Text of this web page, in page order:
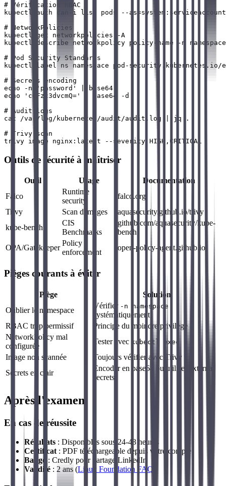
# Vérification RBAC
kubectl auth can-i list pods --
# NetworkPolicies
kubectl get networkpolicies -A
kubectl describe networkpolicy policy-name -n namespace
# Pod Security Standards
kubectl label ns namespace pod-
# Secrets encoding
echo -n 'password' | base64
echo 'cGFzc3dvcmQ=' | base64 -d
# Audit logs
cat /var/log/kubernetes/audit/audit.log | jq .
# Trivy scan
Outils de sécurité à maîtriser
Outil Usage
Documentation
Falco
Runtime
security
falco.org
Trivy
Scan d'images
aquasecurity.github.io/trivy
kube-bench
CIS
Benchmarks
github.com/aquasecurity/kube-
bench
OPA/Gatekeeper
Policy
enforcement
open-policy-agent.github.io
Pièges courants à éviter
Piège
Solution
Oublier le namespace
Vérifier -n namespace
systématiquement
RBAC trop permissif
Principe du moindre privilège
NetworkPolicy mal
configurée
Tester avec kubectl exec
Image non scannée
Toujours vérifier avec Trivy
Secrets en clair
Encoder en base64 ou utiliser external
secrets
Après l'examen
En cas de réussite
Résultats : Disponibles sous 24-48 heures
Certificat : PDF téléchargeable depuis votre compte
Badge : Credly pour partage LinkedIn
Validité : 2 ans (Linux Foundation FAQ